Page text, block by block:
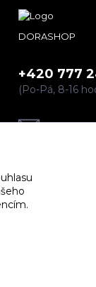
DORASHOP
+420 777
(Po-Pá, 8-16